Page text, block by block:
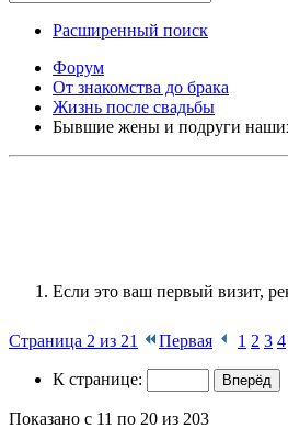
Расширенный поиск
Форум
От знакомства до брака
Жизнь после свадьбы
Бывшие жены и подруги
Если это ваш первый визит,
Страница 2 из 21 Первая 1 2 3 4
К странице:
Показано с 11 по 20 из 203